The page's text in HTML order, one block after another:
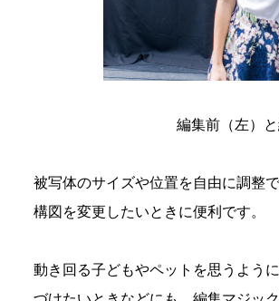
編集前（左）
被写体のサイズや位置を自由に調整
構図を変更したいときに便利です。
動き回る子どもやペットを思うよう